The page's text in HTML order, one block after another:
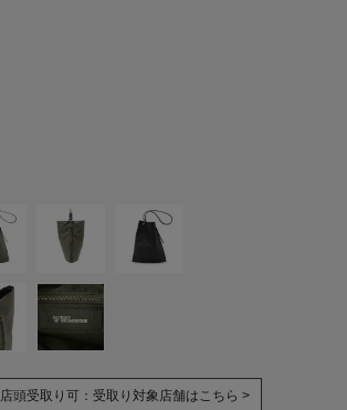
店頭受取り可： 受取り対象店舗はこちら >